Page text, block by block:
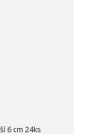
6 cm 24ks